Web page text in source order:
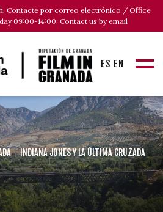
Contacte por correo electrónico / Office
09:00-14:00. Contact us by email
ES EN
INDIANA JONES Y LA ÚLTIMA CRUZADA